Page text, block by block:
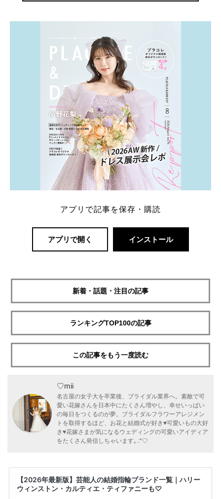
アプリで記事を保存・購読
アプリで開く インストール
新着・話題・注目の記事
ランキングTOP100の記事
この記事をもう一度読む
♡mii
名古屋の女子大を卒業後、ブライダル業界へ。素敵で可
愛い花嫁さんを日本中にたくさん増やし、幸せいっぱい
の毎日をつくるのが夢。ブライダルフラワーアレジメン
トを取得するほど、お花と結婚式が好き♥可愛いもの大好
き♥花嫁さまが気になるウェディングの可愛いアイディア
をたくさん発信しちゃいます｡.:*♡
【2026年最新版】芸能人の結婚指輪ブランド一覧｜ハリー
ウィンストン・カルティエ・ティファニーも♡